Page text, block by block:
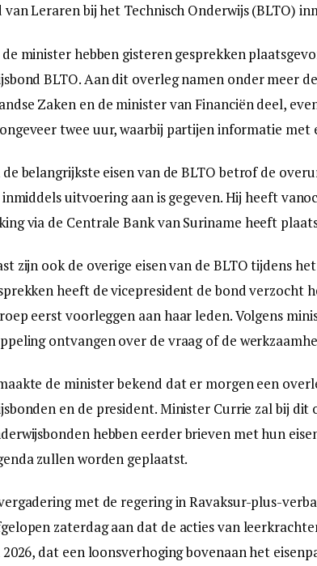
van Leraren bij het Technisch Onderwijs (BLTO)
minister hebben gisteren gesprekken
BLTO. Aan dit overleg namen onder meer
Zaken en de minister van Financiën deel,
twee uur, waarbij partijen informatie met
de belangrijkste eisen van de BLTO betrof de
uitvoering aan is gegeven. Hij heeft
via de Centrale Bank van Suriname heeft
zijn ook de overige eisen van de BLTO tijdens
heeft de vicepresident de bond verzocht
eerst voorleggen aan haar leden. Volgens
ontvangen over de vraag of de
de minister bekend dat er morgen een
en de president. Minister Currie zal bij dit
hebben eerder brieven met hun
zullen worden geplaatst.
met de regering in Ravaksur-plus-
zaterdag aan dat de acties van
dat een loonsverhoging bovenaan het